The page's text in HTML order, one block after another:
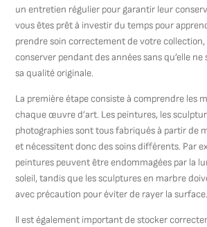
un entretien régulier pour garantir leur
vous êtes prêt à investir du temps pour
prendre soin correctement de votre collection,
conserver pendant des années sans qu’elle ne
sa qualité originale.
La première étape consiste à comprendre les
chaque œuvre d’art. Les peintures, les
photographies sont tous fabriqués à partir de
et nécessitent donc des soins différents. Par
peintures peuvent être endommagées par la
soleil, tandis que les sculptures en marbre
avec précaution pour éviter de rayer la surface.
Il est également important de stocker